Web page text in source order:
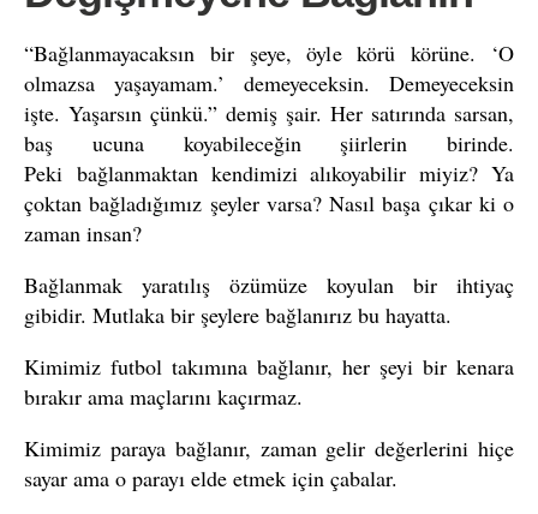
“Bağlanmayacaksın bir şeye, öyle körü körüne. ‘O
olmazsa yaşayamam.’ demeyeceksin. Demeyeceksin
işte. Yaşarsın çünkü.” demiş şair. Her satırında sarsan,
baş ucuna koyabileceğin şiirlerin birinde.
Peki bağlanmaktan kendimizi alıkoyabilir miyiz? Ya
çoktan bağladığımız şeyler varsa? Nasıl başa çıkar ki o
zaman insan?
Bağlanmak yaratılış özümüze koyulan bir ihtiyaç
gibidir. Mutlaka bir şeylere bağlanırız bu hayatta.
Kimimiz futbol takımına bağlanır, her şeyi bir kenara
bırakır ama maçlarını kaçırmaz.
Kimimiz paraya bağlanır, zaman gelir değerlerini hiçe
sayar ama o parayı elde etmek için çabalar.